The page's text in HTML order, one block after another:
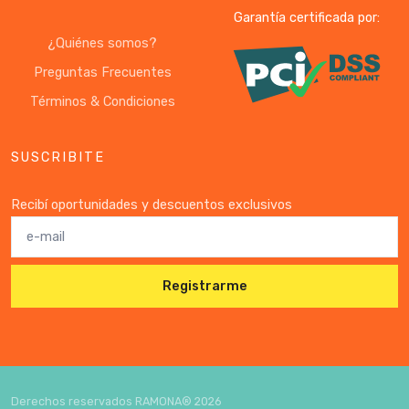
¿Quiénes somos?
Preguntas Frecuentes
Términos & Condiciones
Garantía certificada por:
SUSCRIBITE
Recibí oportunidades y descuentos exclusivos
Registrarme
Derechos reservados RAMONA® 2026